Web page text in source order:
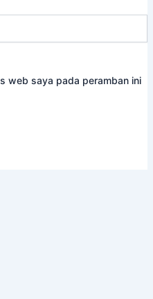
web saya pada peramban ini